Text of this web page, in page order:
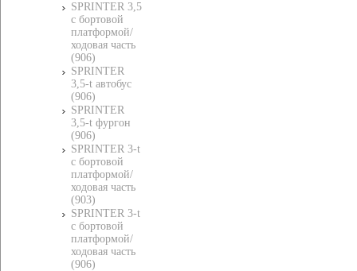
SPRINTER 3,5
c бортовой
платформой/
ходовая часть
(906)
SPRINTER
3,5-t автобус
(906)
SPRINTER
3,5-t фургон
(906)
SPRINTER 3-t
c бортовой
платформой/
ходовая часть
(903)
SPRINTER 3-t
c бортовой
платформой/
ходовая часть
(906)